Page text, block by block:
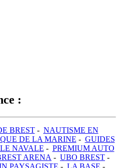
:
BREST- NAUTISME EN
DE LA MARINE - GUIDES
NAVALE - PREMIUM AUTO
ARENA - UBO BREST -